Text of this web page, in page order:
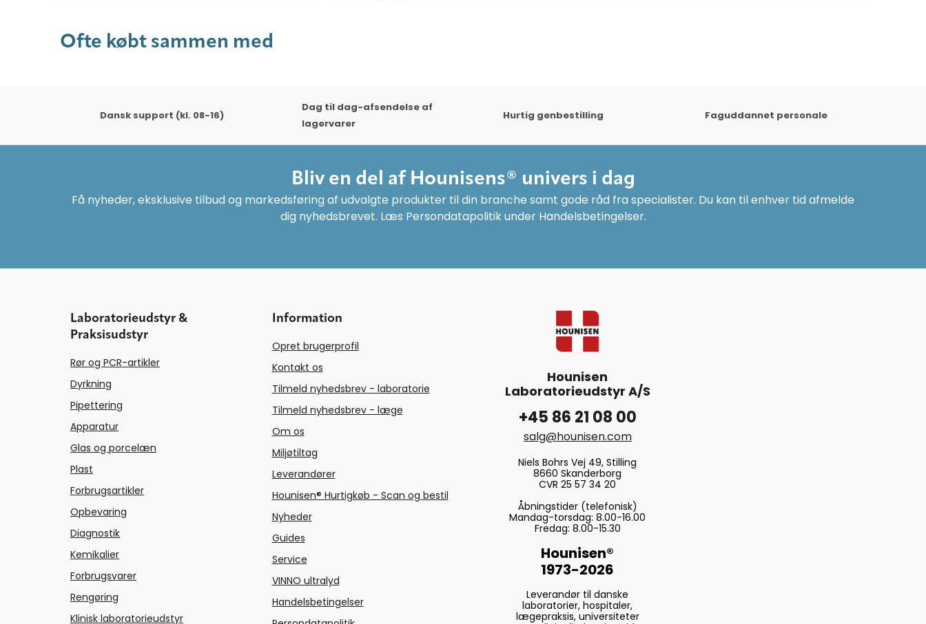
Ofte købt sammen med
Dansk support (kl. 08-16)
Dag til dag-afsendelse af
lagervarer
Hurtig genbestilling Faguddannet personale
Bliv en del af Hounisens® univers i dag
Få nyheder, eksklusive tilbud og markedsføring af udvalgte produkter til din branche samt gode råd fra specialister. Du kan til enhver tid afmelde
dig nyhedsbrevet. Læs Persondatapolitik under Handelsbetingelser.
Laboratorieudstyr &
Praksisudstyr
Rør og PCR-artikler
Dyrkning
Pipettering
Apparatur
Glas og porcelæn
Plast
Forbrugsartikler
Opbevaring
Diagnostik
Kemikalier
Forbrugsvarer
Rengøring
Klinisk laboratorieudstyr
Information
Opret brugerprofil
Kontakt os
Tilmeld nyhedsbrev - laboratorie
Tilmeld nyhedsbrev - læge
Om os
Miljøtiltag
Leverandører
Hounisen® Hurtigkøb - Scan og bestil
Nyheder
Guides
Service
VINNO ultralyd
Handelsbetingelser
Hounisen
Laboratorieudstyr A/S
+45 86 21 08 00
salg@hounisen.com
Niels Bohrs Vej 49, Stilling
8660 Skanderborg
CVR 25 57 34 20
Åbningstider (telefonisk)
Mandag-torsdag: 8.00-16.00
Fredag: 8.00-15.30
Hounisen®
1973-2026
Leverandør til danske
laboratorier, hospitaler,
lægepraksis, universiteter